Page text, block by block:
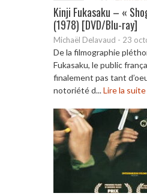
Kinji Fukasaku – «
(1978) [DVD/Blu-ray]
Michaël Delavaud - 23
De la filmographie
Fukasaku, le public
finalement pas tant
notoriété d...Lire la suite